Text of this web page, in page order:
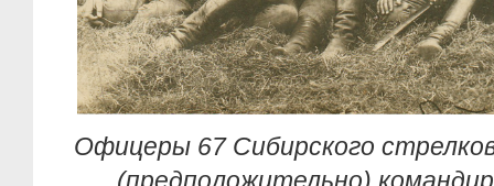
Офицеры 67 Сибирского